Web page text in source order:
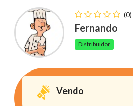
(0)
Fernando
Distribuidor
Vendo